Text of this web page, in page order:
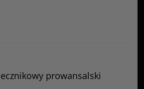
prowansalski